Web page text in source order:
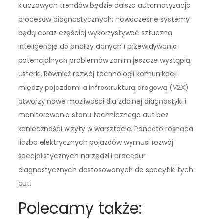
kluczowych trendów będzie dalsza automatyzacja
procesów diagnostycznych; nowoczesne systemy
będą coraz częściej wykorzystywać sztuczną
inteligencję do analizy danych i przewidywania
potencjalnych problemów zanim jeszcze wystąpią
usterki. Również rozwój technologii komunikacji
między pojazdami a infrastrukturą drogową (V2X)
otworzy nowe możliwości dla zdalnej diagnostyki i
monitorowania stanu technicznego aut bez
konieczności wizyty w warsztacie. Ponadto rosnąca
liczba elektrycznych pojazdów wymusi rozwój
specjalistycznych narzędzi i procedur
diagnostycznych dostosowanych do specyfiki tych
aut.
Polecamy także: